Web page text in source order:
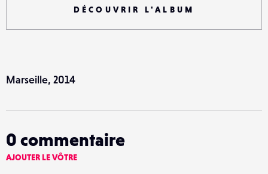
DÉCOUVRIR L'ALBUM
Marseille, 2014
0 commentaire
AJOUTER LE VÔTRE